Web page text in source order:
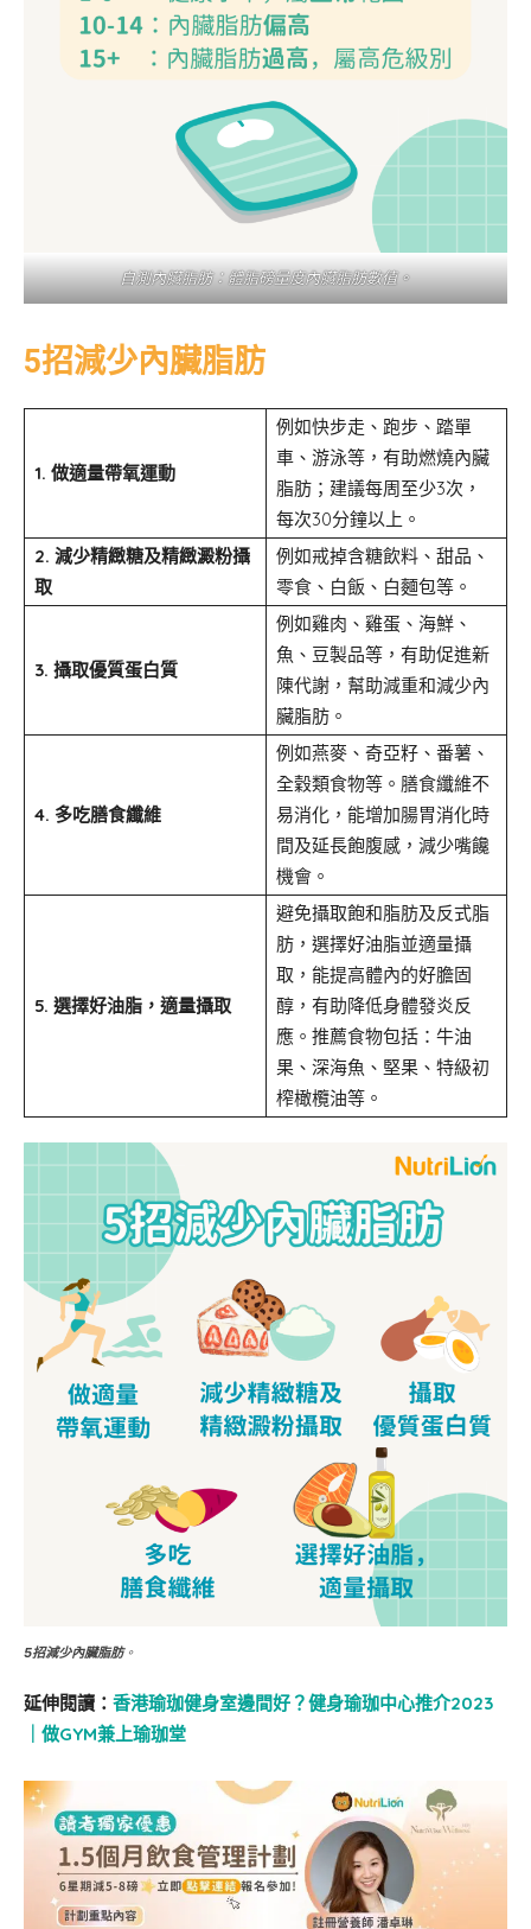
自測內臟脂肪：體脂磅量度內臟脂肪數值。
5招減少內臟脂肪
1. 做適量帶氧運動
例如快步走、跑步、踏單
車、游泳等，有助燃燒內臟
脂肪；建議每周至少3次，
每次30分鐘以上。
2. 減少精緻糖及精緻澱粉攝
取
例如戒掉含糖飲料、甜品、
零食、白飯、白麵包等。
3. 攝取優質蛋白質
例如雞肉、雞蛋、海鮮、
魚、豆製品等，有助促進新
陳代謝，幫助減重和減少內
臟脂肪。
4. 多吃膳食纖維
例如燕麥、奇亞籽、番薯、
全穀類食物等。膳食纖維不
易消化，能增加腸胃消化時
間及延長飽腹感，減少嘴饞
機會。
5. 選擇好油脂，適量攝取
避免攝取飽和脂肪及反式脂
肪，選擇好油脂並適量攝
取，能提高體內的好膽固
醇，有助降低身體發炎反
應。推薦食物包括：牛油
果、深海魚、堅果、特級初
榨橄欖油等。
5招減少內臟脂肪。
延伸閱讀： 香港瑜珈健身室邊間好？健身瑜珈中心推介2023
｜做GYM兼上瑜珈堂